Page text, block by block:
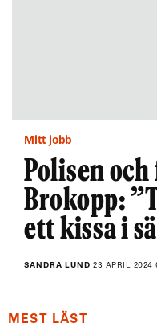
Mitt jobb
Polisen
Brokopp:
ett kissa i
SANDRA LUND 23 APRIL 2024
MEST LÄST